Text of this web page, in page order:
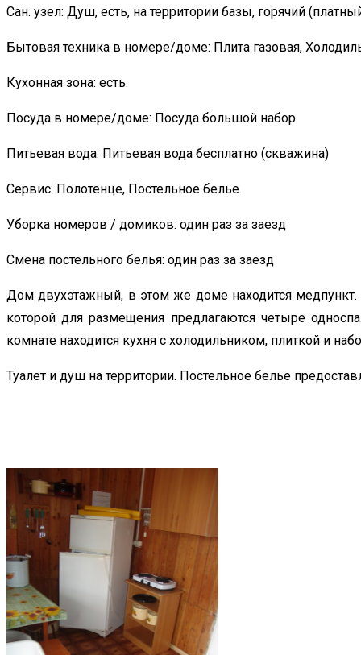
Сан. узел: Душ, есть, на территории базы, горячий
Бытовая техника в номере/доме: Плита газовая,
Кухонная зона: есть.
Посуда в номере/доме: Посуда большой набор
Питьевая вода: Питьевая вода бесплатно (скважина)
Сервис: Полотенце, Постельное белье.
Уборка номеров / домиков: один раз за заезд
Смена постельного белья: один раз за заезд
Дом двухэтажный, в этом же доме находится
которой для размещения предлагаются четыре
комнате находится кухня с холодильником, плиткой и
Туалет и душ на территории. Постельное белье